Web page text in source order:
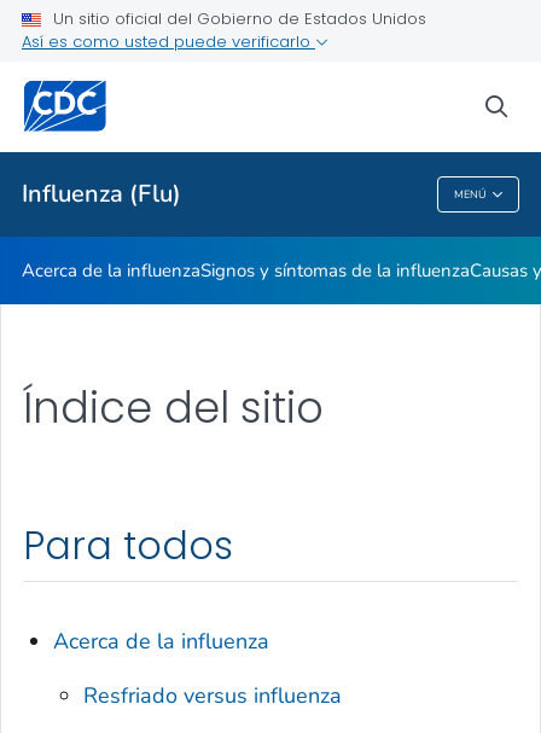
Un sitio oficial del Gobierno de Estados Unidos
Así es como usted puede verificarlo
Influenza (Flu) MENÚ
Influenza: qué hacer si se enferma
Temas relacionados
Influenza (Flu)
Acerca de la influenzaSignos y síntomas de la influenzaCausas
Índice del sitio
Para todos
Acerca de la influenza
Resfriado versus influenza